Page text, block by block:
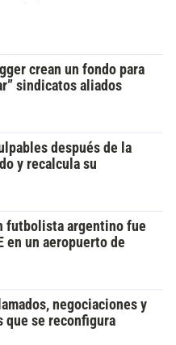
crean un fondo para
sindicatos aliados
después de la
y recalcula su
futbolista argentino fue
en un aeropuerto de
negociaciones y
que se reconfigura